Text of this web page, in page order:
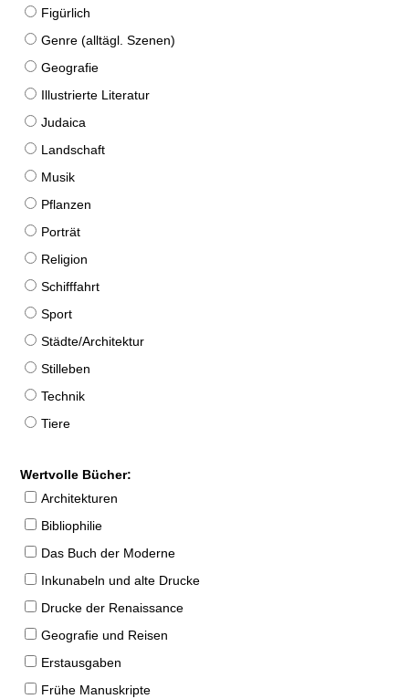
Figürlich
Genre (alltägl. Szenen)
Geografie
Illustrierte Literatur
Judaica
Landschaft
Musik
Pflanzen
Porträt
Religion
Schifffahrt
Sport
Städte/Architektur
Stilleben
Technik
Tiere
Wertvolle Bücher:
Architekturen
Bibliophilie
Das Buch der Moderne
Inkunabeln und alte Drucke
Drucke der Renaissance
Geografie und Reisen
Erstausgaben
Frühe Manuskripte